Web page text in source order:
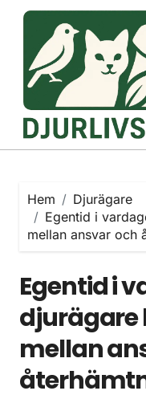
Hoppa
innehåll
Hem
Djurägare
Egentid i
mellan ansvar och
Egentid i
djurägare
mellan